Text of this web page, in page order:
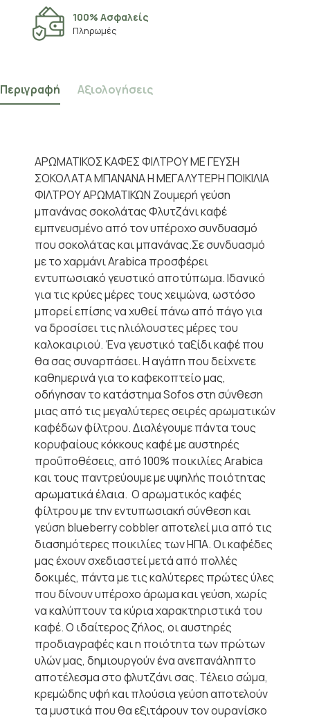
100% Ασφαλείς
Πληρωμές
Περιγραφή Αξιολογήσεις
ΑΡΩΜΑΤΙΚΟΣ ΚΑΦΕΣ ΦΙΛΤΡΟΥ ΜΕ ΓΕΥΣΗ
ΣΟΚΟΛΑΤΑ ΜΠΑΝΑΝΑ Η ΜΕΓΑΛΥΤΕΡΗ ΠΟΙΚΙΛΙΑ
ΦΙΛΤΡΟΥ ΑΡΩΜΑΤΙΚΩΝ Ζουμερή γεύση
μπανάνας σοκολάτας Φλυτζάνι καφέ
εμπνευσμένο από τον υπέροχο συνδυασμό
που σοκολάτας και μπανάνας.Σε συνδυασμό
με το χαρμάνι Arabica προσφέρει
εντυπωσιακό γευστικό αποτύπωμα. Ιδανικό
για τις κρύες μέρες τους χειμώνα, ωστόσο
μπορεί επίσης να χυθεί πάνω από πάγο για
να δροσίσει τις ηλιόλουστες μέρες του
καλοκαιριού. Ένα γευστικό ταξίδι καφέ που
θα σας συναρπάσει. Η αγάπη που δείχνετε
καθημερινά για το καφεκοπτείο μας,
οδήγησαν το κατάστημα Sofos στη σύνθεση
μιας από τις μεγαλύτερες σειρές αρωματικών
καφέδων φίλτρου. Διαλέγουμε πάντα τους
κορυφαίους κόκκους καφέ με αυστηρές
προΰποθέσεις, από 100% ποικιλίες Arabica
και τους παντρεύουμε με υψηλής ποιότητας
αρωματικά έλαια. Ο αρωματικός καφές
φίλτρου με την εντυπωσιακή σύνθεση και
γεύση blueberry cobbler αποτελεί μια από τις
διασημότερες ποικιλίες των ΗΠΑ. Οι καφέδες
μας έχουν σχεδιαστεί μετά από πολλές
δοκιμές, πάντα με τις καλύτερες πρώτες ύλες
που δίνουν υπέροχο άρωμα και γεύση, χωρίς
να καλύπτουν τα κύρια χαρακτηριστικά του
καφέ. Ο ιδαίτερος ζήλος, οι αυστηρές
προδιαγραφές και η ποιότητα των πρώτων
υλών μας, δημιουργούν ένα ανεπανάληπτο
αποτέλεσμα στο φλυτζάνι σας. Τέλειο σώμα,
κρεμώδης υφή και πλούσια γεύση αποτελούν
τα μυστικά που θα εξιτάρουν τον ουρανίσκο